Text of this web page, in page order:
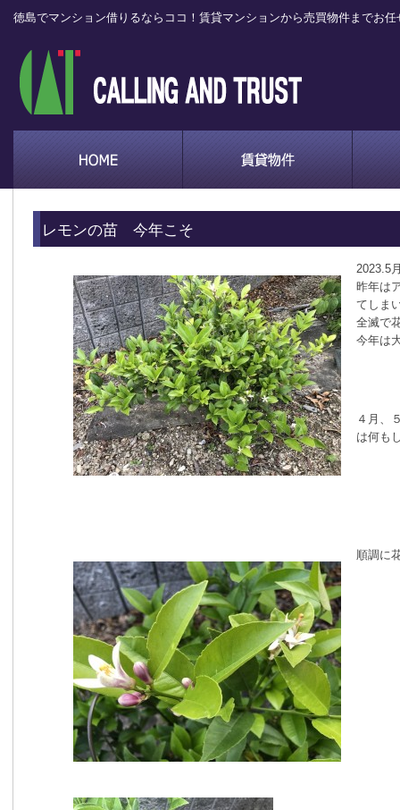
徳島でマンション借りるならココ！賃貸マンションから売買物件までお任
レモンの苗 今年こそ
2023.5
昨年は
てしま
全滅で
今年は
４月、
は何も
順調に